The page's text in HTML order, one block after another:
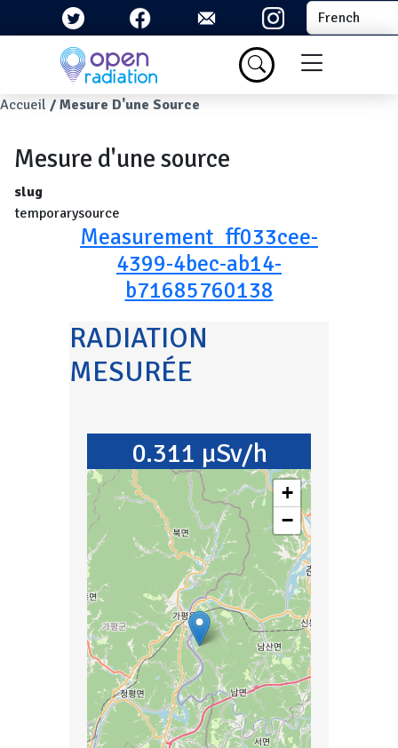
Aller au contenu principal Select your
Menu du
Fil d'Ariane
Accueil Mesure D'une Source
Mesure d'une source
slug
temporarysource
Measurement_ff033cee-
4399-4bec-ab14-
b71685760138
RADIATION
MESURÉE
0.311 µSv/h
+
−